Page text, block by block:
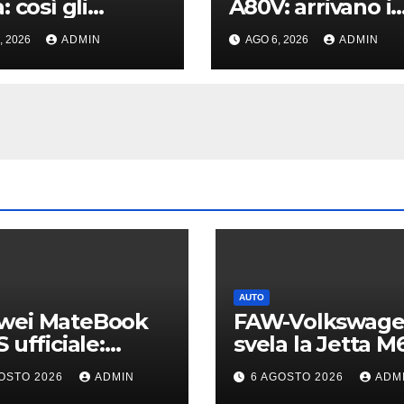
così gli
non si
più
2026 ADMIN
A80V: arrivano i
monitor Hi-Fi da
W con USB Hi-
AGO 6, 2026 ADMIN
MateBook
ufficiale:
e
2026 ADMIN
AUTO
FAW-
svela la Jetta
prima berlina
elettrica del
6 AGOSTO 2026